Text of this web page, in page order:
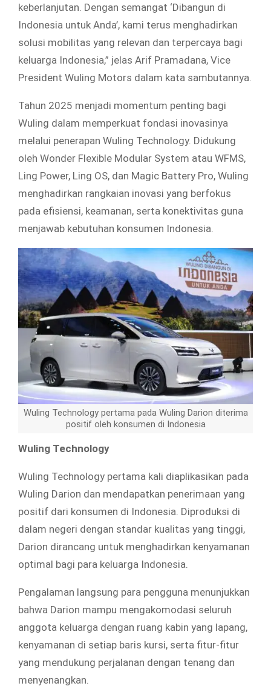
keberlanjutan. Dengan semangat ‘Dibangun di
Indonesia untuk Anda’, kami terus menghadirkan
solusi mobilitas yang relevan dan terpercaya bagi
keluarga Indonesia,” jelas Arif Pramadana, Vice
President Wuling Motors dalam kata sambutannya.
Tahun 2025 menjadi momentum penting bagi
Wuling dalam memperkuat fondasi inovasinya
melalui penerapan Wuling Technology. Didukung
oleh Wonder Flexible Modular System atau WFMS,
Ling Power, Ling OS, dan Magic Battery Pro, Wuling
menghadirkan rangkaian inovasi yang berfokus
pada efisiensi, keamanan, serta konektivitas guna
menjawab kebutuhan konsumen Indonesia.
Wuling Technology pertama pada Wuling Darion diterima
positif oleh konsumen di Indonesia
Wuling Technology
Wuling Technology pertama kali diaplikasikan pada
Wuling Darion dan mendapatkan penerimaan yang
positif dari konsumen di Indonesia. Diproduksi di
dalam negeri dengan standar kualitas yang tinggi,
Darion dirancang untuk menghadirkan kenyamanan
optimal bagi para keluarga Indonesia.
Pengalaman langsung para pengguna menunjukkan
bahwa Darion mampu mengakomodasi seluruh
anggota keluarga dengan ruang kabin yang lapang,
kenyamanan di setiap baris kursi, serta fitur-fitur
yang mendukung perjalanan dengan tenang dan
menyenangkan.